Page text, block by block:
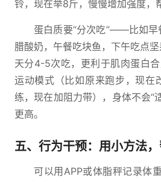
铃，现在举8斤，慢慢增加强度，
蛋白质要“分次吃”——比如早
腊酸奶，午餐吃块鱼，下午吃点
天分4-5次吃，更利于肌肉蛋白
运动模式（比如原来跑步，现在
练，现在加阻力带），身体不会“
更高。
五、行为干预：用小方法
可以用APP或体脂秤记录体